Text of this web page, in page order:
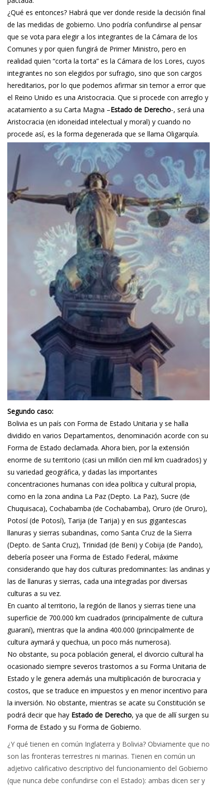
¿Qué es entonces? Habrá que ver donde reside la decisión final
de las medidas de gobierno. Uno podría confundirse al pensar
que se vota para elegir a los integrantes de la Cámara de los
Comunes y por quien fungirá de Primer Ministro, pero en
realidad quien “corta la torta” es la Cámara de los Lores, cuyos
integrantes no son elegidos por sufragio, sino que son cargos
hereditarios, por lo que podemos afirmar sin temor a error que
el Reino Unido es una Aristocracia. Que si procede con arreglo y
acatamiento a su Carta Magna –Estado de Derecho-, será una
Aristocracia (en idoneidad intelectual y moral) y cuando no
procede así, es la forma degenerada que se llama Oligarquía.
Segundo caso:
Bolivia es un país con Forma de Estado Unitaria y se halla
dividido en varios Departamentos, denominación acorde con su
Forma de Estado declamada. Ahora bien, por la extensión
enorme de su territorio (casi un millón cien mil km cuadrados) y
su variedad geográfica, y dadas las importantes
concentraciones humanas con idea política y cultural propia,
como en la zona andina La Paz (Depto. La Paz), Sucre (de
Chuquisaca), Cochabamba (de Cochabamba), Oruro (de Oruro),
Potosí (de Potosí), Tarija (de Tarija) y en sus gigantescas
llanuras y sierras subandinas, como Santa Cruz de la Sierra
(Depto. de Santa Cruz), Trinidad (de Beni) y Cobija (de Pando),
debería poseer una Forma de Estado Federal, máxime
considerando que hay dos culturas predominantes: las andinas y
las de llanuras y sierras, cada una integradas por diversas
culturas a su vez.
En cuanto al territorio, la región de llanos y sierras tiene una
superficie de 700.000 km cuadrados (principalmente de cultura
guaraní), mientras que la andina 400.000 (principalmente de
cultura aymará y quechua, un poco más numerosa).
No obstante, su poca población general, el divorcio cultural ha
ocasionado siempre severos trastornos a su Forma Unitaria de
Estado y le genera además una multiplicación de burocracia y
costos, que se traduce en impuestos y en menor incentivo para
la inversión. No obstante, mientras se acate su Constitución se
podrá decir que hay Estado de Derecho, ya que de allí surgen su
Forma de Estado y su Forma de Gobierno.
¿Y qué tienen en común Inglaterra y Bolivia? Obviamente que no
son las fronteras terrestres ni marinas. Tienen en común un
adjetivo calificativo descriptivo del funcionamiento del Gobierno
(que nunca debe confundirse con el Estado): ambas dicen ser y